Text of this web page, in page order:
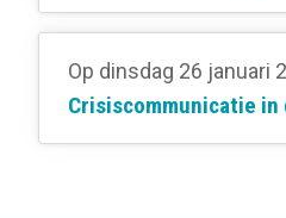
Op dinsdag 26 januari
Crisiscommunicatie